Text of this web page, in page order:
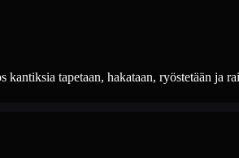
tapetaan, hakataan, ryöstetään ja